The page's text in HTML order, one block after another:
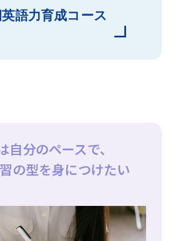
語力育成コース
自分のペースで、
の型を身につけたい